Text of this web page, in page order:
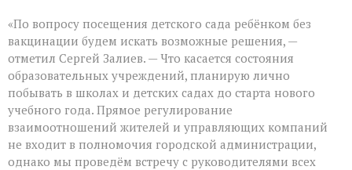
«По вопросу посещения детского сада ребёнком без
вакцинации будем искать возможные решения, —
отметил Сергей Залиев. — Что касается состояния
образовательных учреждений, планирую лично
побывать в школах и детских садах до старта нового
учебного года. Прямое регулирование
взаимоотношений жителей и управляющих компаний
не входит в полномочия городской администрации,
однако мы проведём встречу с руководителями всех